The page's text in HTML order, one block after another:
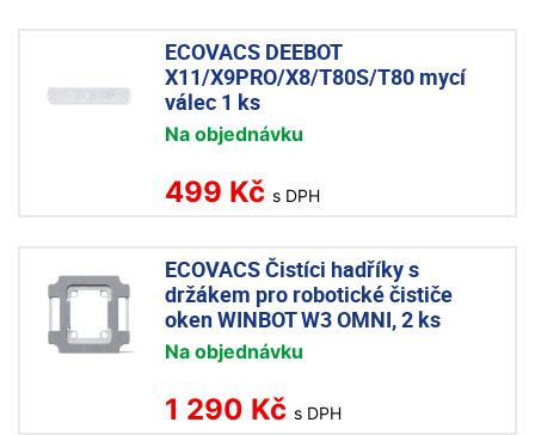
ECOVACS DEEBOT
X11/X9PRO/X8/T80S/T80 mycí
válec 1 ks
Na objednávku
499 Kč s DPH
ECOVACS Čistíci hadříky s
držákem pro robotické čističe
oken WINBOT W3 OMNI, 2 ks
Na objednávku
1 290 Kč s DPH